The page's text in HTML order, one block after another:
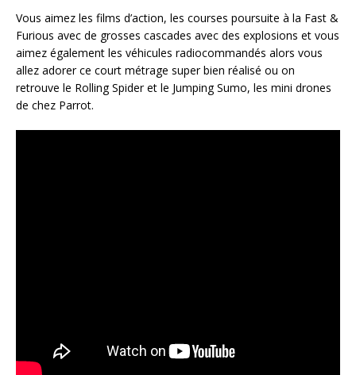
Vous aimez les films d’action, les courses poursuite à la Fast &
Furious avec de grosses cascades avec des explosions et vous
aimez également les véhicules radiocommandés alors vous
allez adorer ce court métrage super bien réalisé ou on
retrouve le Rolling Spider et le Jumping Sumo, les mini drones
de chez Parrot.